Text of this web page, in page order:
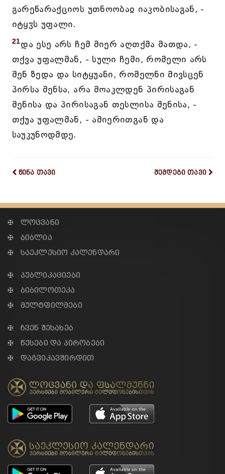
გარეწარაქციოს უთნოობაჲ იაკობისაგან, -
იტყჳს უფალი.
21და ესე არს ჩემ მიერ აღთქმა მათდა, -
თქვა უფალმან, - სული ჩემი, რომელი არს
შენ ზედა და სიტყუანი, რომელნი მივსცენ
პირსა შენსა, არა მოაკლდენ პირისაგან
შენისა და პირისაგან თესლისა შენისა, -
თქუა უფალმან, - ამიერითგან და
საუკუნოდმდე.
წინა თავი შემდეგი თავი
✠ ლოცვანი
✠ ბიბლია
✠ საეკლესიო კალენდარი
✠ პუბლიკაციები
✠ ბიბილოთეკა
✠ მულტფილმები
✠ ჩვენ შესახებ
✠ წესები და პირობები
✠ დაგვიკავშირდით